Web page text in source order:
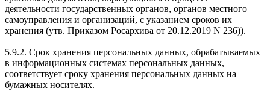
деятельности государственных органов, органов местного
самоуправления и организаций, с указанием сроков их
хранения (утв. Приказом Росархива от 20.12.2019 N 236)).
5.9.2. Срок хранения персональных данных, обрабатываемых
в информационных системах персональных данных,
соответствует сроку хранения персональных данных на
бумажных носителях.